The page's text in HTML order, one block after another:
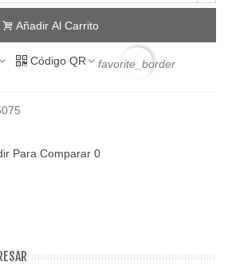
Añadir Al Carrito
Código QR favorite_border
Para Comparar 0